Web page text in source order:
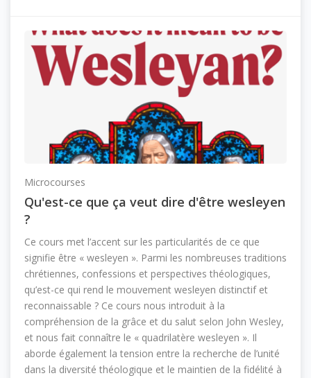
Microcourses
Qu'est-ce que ça veut dire d'être wesleyen
?
Ce cours met l’accent sur les particularités de ce que
signifie être « wesleyen ». Parmi les nombreuses traditions
chrétiennes, confessions et perspectives théologiques,
qu’est-ce qui rend le mouvement wesleyen distinctif et
reconnaissable ? Ce cours nous introduit à la
compréhension de la grâce et du salut selon John Wesley,
et nous fait connaître le « quadrilatère wesleyen ». Il
aborde également la tension entre la recherche de l’unité
dans la diversité théologique et le maintien de la fidélité à